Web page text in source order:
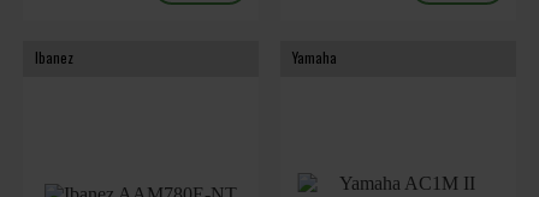
Ibanez Yamaha